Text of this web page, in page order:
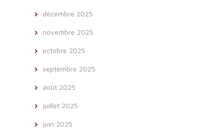
décembre 2025
novembre 2025
octobre 2025
septembre 2025
août 2025
juillet 2025
juin 2025